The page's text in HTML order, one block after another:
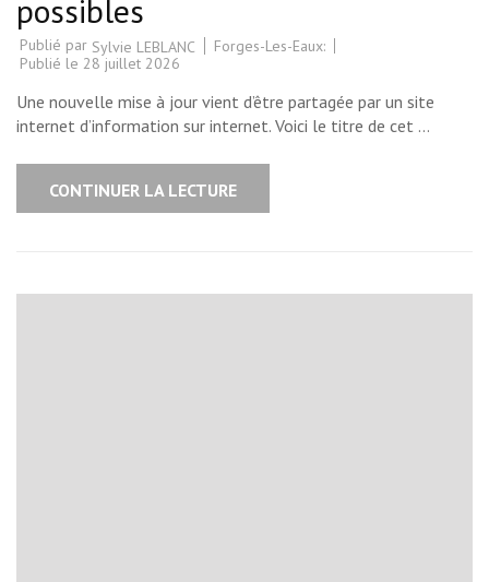
possibles
Publié par Sylvie LEBLANC
Forges-Les-Eaux:
Publié le 28 juillet 2026
Une nouvelle mise à jour vient d’être partagée par un site
internet d’information sur internet. Voici le titre de cet …
CONTINUER LA LECTURE